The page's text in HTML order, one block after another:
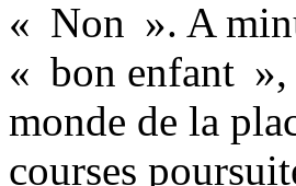
« Non ». A
« bon enfant »,
monde de la
courses